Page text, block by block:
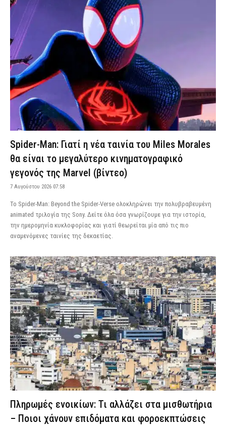
Spider-Man: Γιατί η νέα ταινία του Miles Morales
θα είναι το μεγαλύτερο κινηματογραφικό
γεγονός της Marvel (βίντεο)
7 Αυγούστου 2026 07:58
Το Spider-Man: Beyond the Spider-Verse ολοκληρώνει την πολυβραβευμένη
animated τριλογία της Sony. Δείτε όλα όσα γνωρίζουμε για την ιστορία,
την ημερομηνία κυκλοφορίας και γιατί θεωρείται μία από τις πιο
αναμενόμενες ταινίες της δεκαετίας.
Πληρωμές ενοικίων: Τι αλλάζει στα μισθωτήρια
– Ποιοι χάνουν επιδόματα και φοροεκπτώσεις